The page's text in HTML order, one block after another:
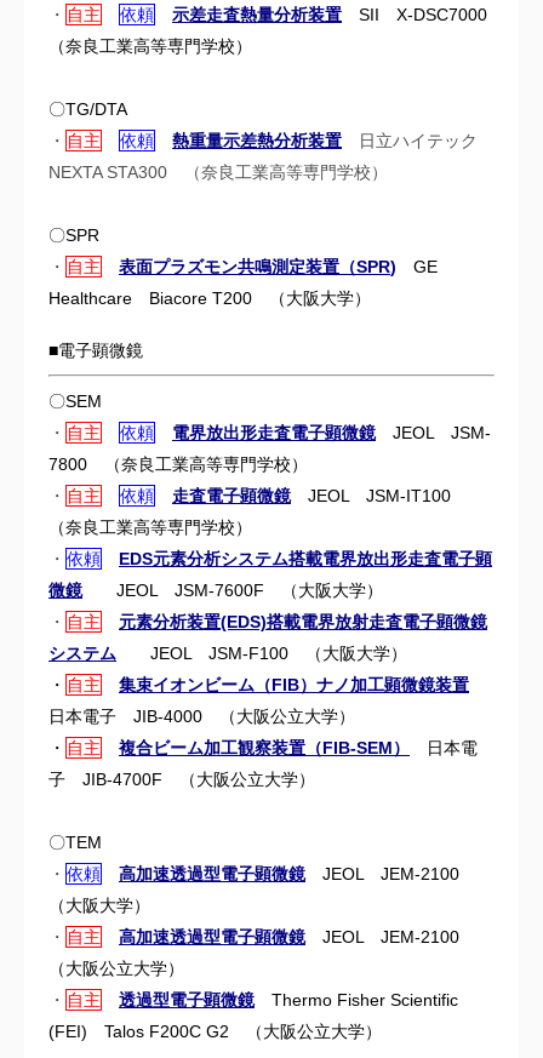
・ 自主 依頼 示差走査熱量分析装置
SII X-DSC7000
（奈良工業高等専門学校）
〇TG/DTA
・ 自主 依頼 熱重量示差熱分析装置 日立ハイテック
NEXTA STA300 （奈良工業高等専門学校）
〇SPR
・ 自主 表面プラズモン共鳴測定装置（SPR)
GE
Healthcare Biacore T200 （大阪大学）
■電子顕微鏡
〇SEM
・ 自主 依頼 電界放出形走査電子顕微鏡
JEOL JSM-
7800 （奈良工業高等専門学校）
・ 自主 依頼 走査電子顕微鏡
JEOL JSM-IT100
（奈良工業高等専門学校）
・ 依頼
EDS元素分析システム搭載電界放出形走査電子顕
微鏡
JEOL JSM-7600F （大阪大学）
・ 自主
元素分析装置(EDS)搭載電界放射走査電子顕微鏡
システム
JEOL JSM-F100 （大阪大学）
・ 自主
集束イオンビーム（FIB）ナノ加工顕微鏡装置
日本電子 JIB-4000 （大阪公立大学）
・ 自主 複合ビーム加工観察装置（FIB-SEM）
日本電
子 JIB-4700F （大阪公立大学）
〇TEM
・ 依頼 高加速透過型電子顕微鏡
JEOL JEM-2100
（大阪大学）
・ 自主 高加速透過型電子顕微鏡
JEOL JEM-2100
（大阪公立大学）
・ 自主 透過型電子顕微鏡
Thermo Fisher Scientific
(FEI) Talos F200C G2 （大阪公立大学）